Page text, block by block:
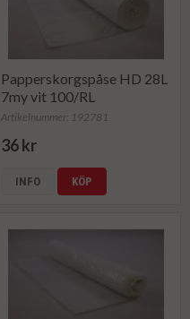
Papperskorgspåse HD 28L
7my vit 100/RL
Artikelnummer: 192781
36 kr
INFO KÖP